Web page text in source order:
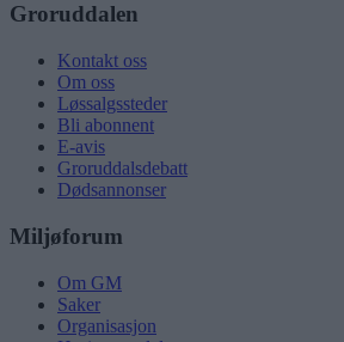
Groruddalen
Kontakt oss
Om oss
Løssalgssteder
Bli abonnent
E-avis
Groruddalsdebatt
Dødsannonser
Miljøforum
Om GM
Saker
Organisasjon